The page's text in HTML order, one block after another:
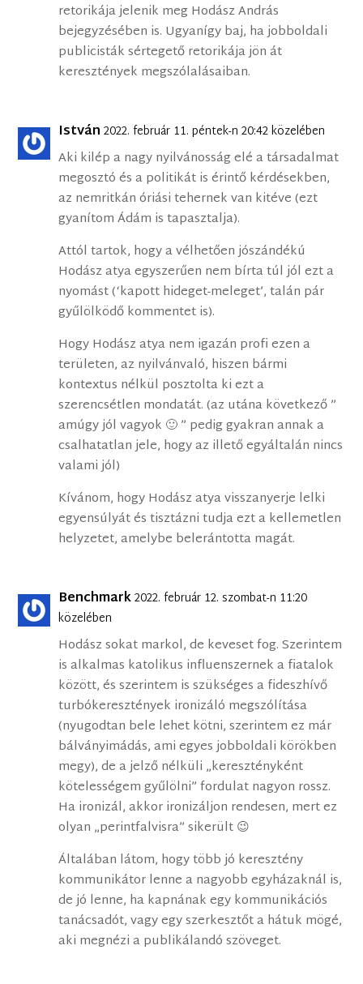
retorikája jelenik meg Hodász András
bejegyzésében is. Ugyanígy baj, ha jobboldali
publicisták sértegető retorikája jön át
keresztények megszólalásaiban.
István 2022. február 11. péntek-n 20:42 közelében
Aki kilép a nagy nyilvánosság elé a társadalmat
megosztó és a politikát is érintő kérdésekben,
az nemritkán óriási tehernek van kitéve (ezt
gyanítom Ádám is tapasztalja).
Attól tartok, hogy a vélhetően jószándékú
Hodász atya egyszerűen nem bírta túl jól ezt a
nyomást (‘kapott hideget-meleget’, talán pár
gyűlölködő kommentet is).
Hogy Hodász atya nem igazán profi ezen a
területen, az nyilvánvaló, hiszen bármi
kontextus nélkül posztolta ki ezt a
szerencsétlen mondatát. (az utána következő ”
amúgy jól vagyok 🙂 ” pedig gyakran annak a
csalhatatlan jele, hogy az illető egyáltalán nincs
valami jól)
Kívánom, hogy Hodász atya visszanyerje lelki
egyensúlyát és tisztázni tudja ezt a kellemetlen
helyzetet, amelybe belerántotta magát.
Benchmark2022. február 12. szombat-n 11:20
közelében
Hodász sokat markol, de keveset fog. Szerintem
is alkalmas katolikus influenszernek a fiatalok
között, és szerintem is szükséges a fideszhívő
turbókeresztények ironizáló megszólítása
(nyugodtan bele lehet kötni, szerintem ez már
bálványimádás, ami egyes jobboldali körökben
megy), de a jelző nélküli „keresztényként
kötelességem gyűlölni” fordulat nagyon rossz.
Ha ironizál, akkor ironizáljon rendesen, mert ez
olyan „perintfalvisra” sikerült 😉
Általában látom, hogy több jó keresztény
kommunikátor lenne a nagyobb egyházaknál is,
de jó lenne, ha kapnának egy kommunikációs
tanácsadót, vagy egy szerkesztőt a hátuk mögé,
aki megnézi a publikálandó szöveget.